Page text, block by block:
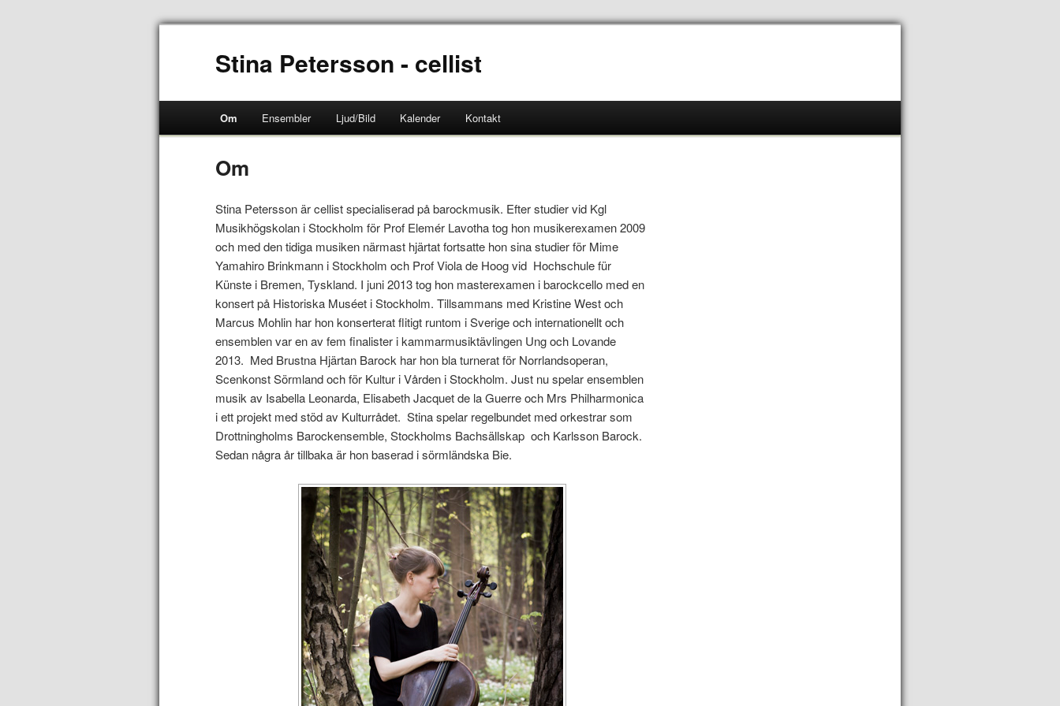
Stina Petersson - cellist
Om Ensembler Ljud/Bild Kalender Kontakt
Om
Stina Petersson är cellist specialiserad på barockmusik. Efter studier vid Kgl
Musikhögskolan i Stockholm för Prof Elemér Lavotha tog hon musikerexamen 2009
och med den tidiga musiken närmast hjärtat fortsatte hon sina studier för Mime
Yamahiro Brinkmann i Stockholm och Prof Viola de Hoog vid Hochschule für
Künste i Bremen, Tyskland. I juni 2013 tog hon masterexamen i barockcello med en
konsert på Historiska Muséet i Stockholm. Tillsammans med Kristine West och
Marcus Mohlin har hon konserterat flitigt runtom i Sverige och internationellt och
ensemblen var en av fem finalister i kammarmusiktävlingen Ung och Lovande
2013. Med Brustna Hjärtan Barock har hon bla turnerat för Norrlandsoperan,
Scenkonst Sörmland och för Kultur i Vården i Stockholm. Just nu spelar ensemblen
musik av Isabella Leonarda, Elisabeth Jacquet de la Guerre och Mrs Philharmonica
i ett projekt med stöd av Kulturrådet. Stina spelar regelbundet med orkestrar som
Drottningholms Barockensemble, Stockholms Bachsällskap och Karlsson Barock.
Sedan några år tillbaka är hon baserad i sörmländska Bie.